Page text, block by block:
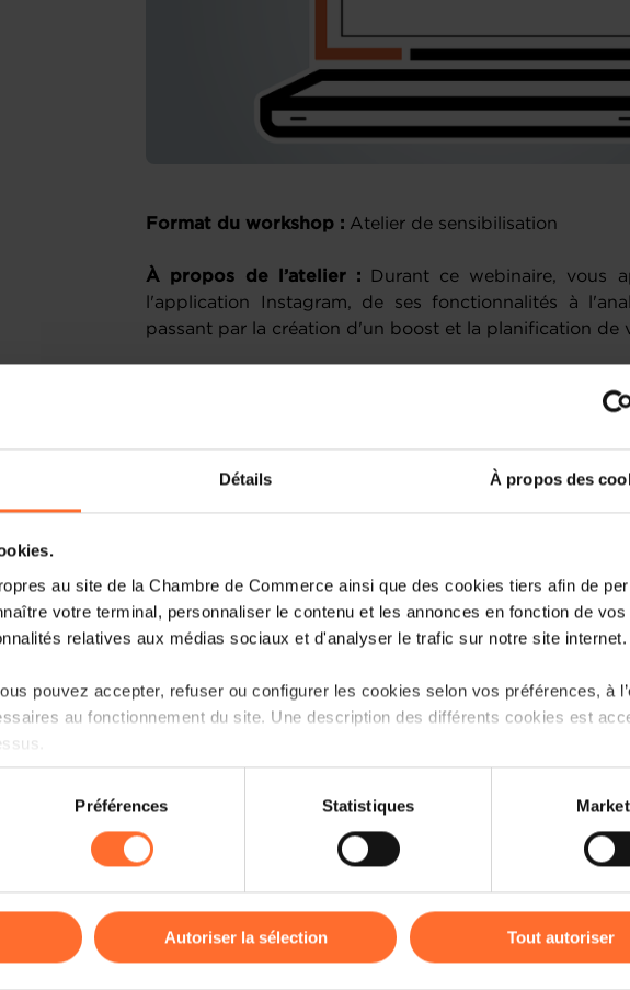
Détails À propos des
au site de la Chambre de Commerce ainsi que des cookies tiers afin de
votre terminal, personnaliser le contenu et les annonces en fonction de vos
relatives aux médias sociaux et d'analyser le trafic sur notre site internet.
pouvez accepter, refuser ou configurer les cookies selon vos préférences, à
au fonctionnement du site. Une description des différents cookies est
sur le site et certaines fonctionnalités (ex : lecture de vidéos, partage sur les
de lecture vidéo, personnalisation de l’affichage du site) peuvent être
ou des cookies non nécessaires.
Préférences Statistiques
Autoriser la sélection Tout autoriser
Format du workshop : Atelier de sensibilisation
À propos de l’atelier :
Durant ce webinaire, vous
l'application Instagram, de ses fonctionnalités à
passant par la création d'un boost et la planification de
Formats & fonctionnalités (dont les stories)
Les contenus & Do's & Don'ts
Mise en place d'un boost
Cible :
Dirigeants établis, porteurs de qui veulent
Instagram ou qui ont un niveau intermédiaire et
Instagram.
Inscription ici